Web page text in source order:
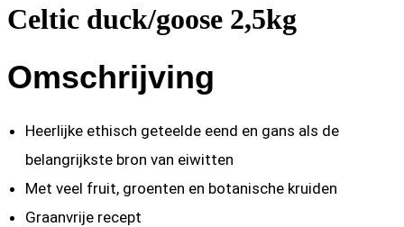
Celtic duck/goose 2,5kg
Omschrijving
Heerlijke ethisch geteelde eend en gans als de
belangrijkste bron van eiwitten
Met veel fruit, groenten en botanische kruiden
Graanvrije recept